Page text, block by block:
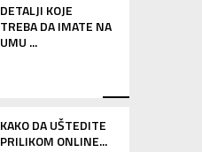
DETALJI KOJE
TREBA DA IMATE NA
UMU ...
KAKO DA UŠTEDITE
PRILIKOM ONLINE...